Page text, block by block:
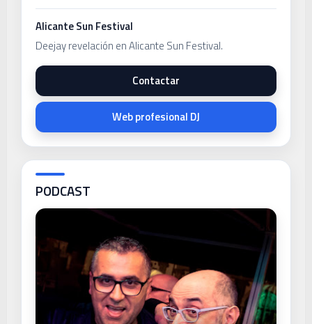
Alicante Sun Festival
Deejay revelación en Alicante Sun Festival.
Contactar
Web profesional DJ
PODCAST